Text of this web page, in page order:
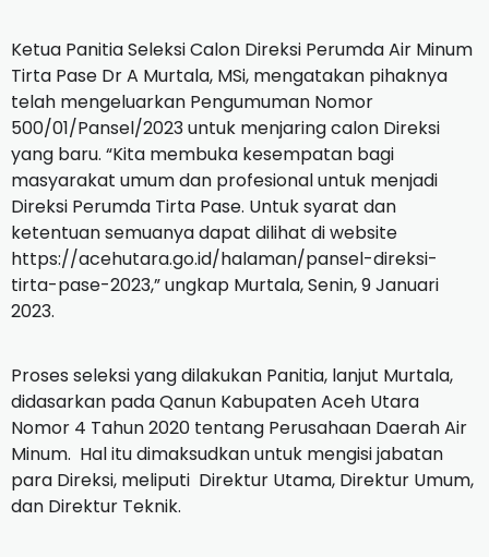
Ketua Panitia Seleksi Calon Direksi Perumda Air Minum
Tirta Pase Dr A Murtala, MSi, mengatakan pihaknya
telah mengeluarkan Pengumuman Nomor
500/01/Pansel/2023 untuk menjaring calon Direksi
yang baru. “Kita membuka kesempatan bagi
masyarakat umum dan profesional untuk menjadi
Direksi Perumda Tirta Pase. Untuk syarat dan
ketentuan semuanya dapat dilihat di website
https://acehutara.go.id/halaman/pansel-direksi-
tirta-pase-2023,” ungkap Murtala, Senin, 9 Januari
2023.
Proses seleksi yang dilakukan Panitia, lanjut Murtala,
didasarkan pada Qanun Kabupaten Aceh Utara
Nomor 4 Tahun 2020 tentang Perusahaan Daerah Air
Minum. Hal itu dimaksudkan untuk mengisi jabatan
para Direksi, meliputi Direktur Utama, Direktur Umum,
dan Direktur Teknik.